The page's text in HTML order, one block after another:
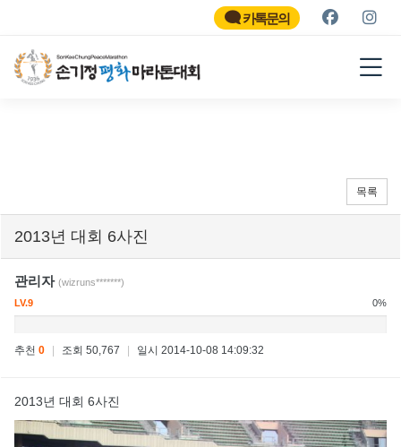
카톡문의
MARATHON
2026
목록
2013년 대회 6사진
관리자 (wizruns*******)
LV.9
0%
추천 0 조회 50,767 일시 2014-10-08 14:09:32
2013년 대회 6사진